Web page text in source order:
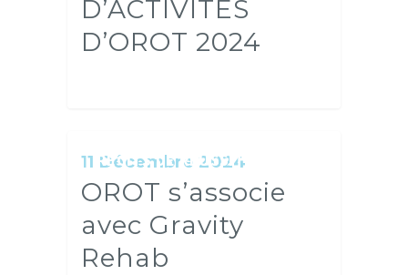
D’ACTIVITÉS
D’OROT 2024
RÉCITS DE RÉUSSITES
11 Décembre 2024
OROT s’associe
avec Gravity
Rehab